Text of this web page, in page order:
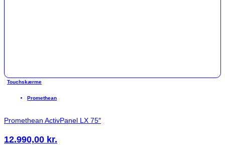
Touchskærme
Promethean
Promethean ActivPanel LX 75″
12.990,00 kr.